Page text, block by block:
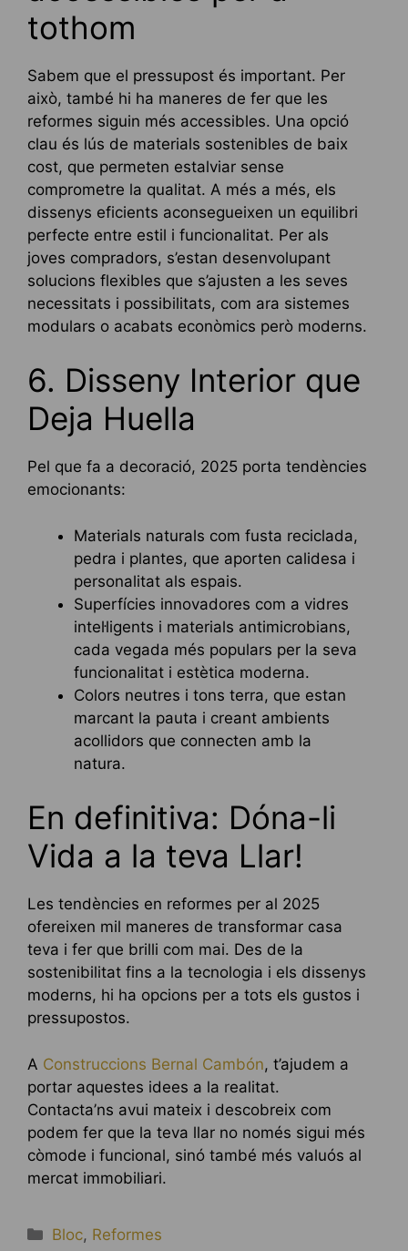
tothom
Sabem que el pressupost és important. Per
això, també hi ha maneres de fer que les
reformes siguin més accessibles. Una opció
clau és lús de materials sostenibles de baix
cost, que permeten estalviar sense
comprometre la qualitat. A més a més, els
dissenys eficients aconsegueixen un equilibri
perfecte entre estil i funcionalitat. Per als
joves compradors, s’estan desenvolupant
solucions flexibles que s’ajusten a les seves
necessitats i possibilitats, com ara sistemes
modulars o acabats econòmics però moderns.
6. Disseny Interior que
Deja Huella
Pel que fa a decoració, 2025 porta tendències
emocionants:
Materials naturals com fusta reciclada,
pedra i plantes, que aporten calidesa i
personalitat als espais.
Superfícies innovadores com a vidres
intel·ligents i materials antimicrobians,
cada vegada més populars per la seva
funcionalitat i estètica moderna.
Colors neutres i tons terra, que estan
marcant la pauta i creant ambients
acollidors que connecten amb la
natura.
En definitiva: Dóna-li
Vida a la teva Llar!
Les tendències en reformes per al 2025
ofereixen mil maneres de transformar casa
teva i fer que brilli com mai. Des de la
sostenibilitat fins a la tecnologia i els dissenys
moderns, hi ha opcions per a tots els gustos i
pressupostos.
A Construccions Bernal Cambón, t’ajudem a
portar aquestes idees a la realitat.
Contacta’ns avui mateix i descobreix com
podem fer que la teva llar no només sigui més
còmode i funcional, sinó també més valuós al
mercat immobiliari.
Categories
Bloc, Reformes